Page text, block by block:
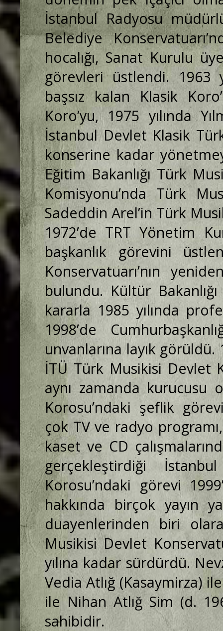
İstanbul Radyosu
Belediye
hocalığı, Sanat Kurulu
görevleri üstlendi. 1963
başsız kalan Klasik
Koro’yu, 1975 yılında
İstanbul Devlet Klasik
konserine kadar
Eğitim Bakanlığı Türk
Komisyonu’nda Türk
Sadeddin Arel’in Türk
1972’de TRT Yönetim
başkanlık görevini
Konservatuarı’nın
bulundu. Kültür
kararla 1985 yılında
1998’de
unvanlarına layık
İTÜ Türk Musikisi Devlet
aynı zamanda kurucusu
Korosu’ndaki şeflik
çok TV ve radyo
kaset ve CD
gerçekleştirdiği
Korosu’ndaki görevi
hakkında birçok yayın
duayenlerinden biri
Musikisi Devlet
yılına kadar sürdürdü.
Vedia Atlığ (Kasaymirza)
ile Nihan Atlığ Sim (d.
sahibidir.